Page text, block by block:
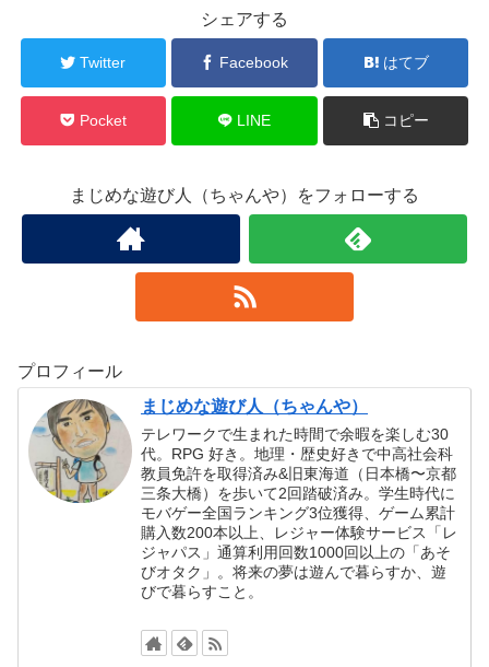
シェアする
Twitter Facebook はてブ
Pocket LINE コピー
まじめな遊び人（ちゃんや）をフォローする
プロフィール
まじめな遊び人（ちゃんや）
テレワークで生まれた時間で余暇を楽しむ30
代。RPG 好き。地理・歴史好きで中高社会科
教員免許を取得済み&旧東海道（日本橋〜京都
三条大橋）を歩いて2回踏破済み。学生時代に
モバゲー全国ランキング3位獲得、ゲーム累計
購入数200本以上、レジャー体験サービス「レ
ジャパス」通算利用回数1000回以上の「あそ
びオタク」。将来の夢は遊んで暮らすか、遊
びで暮らすこと。